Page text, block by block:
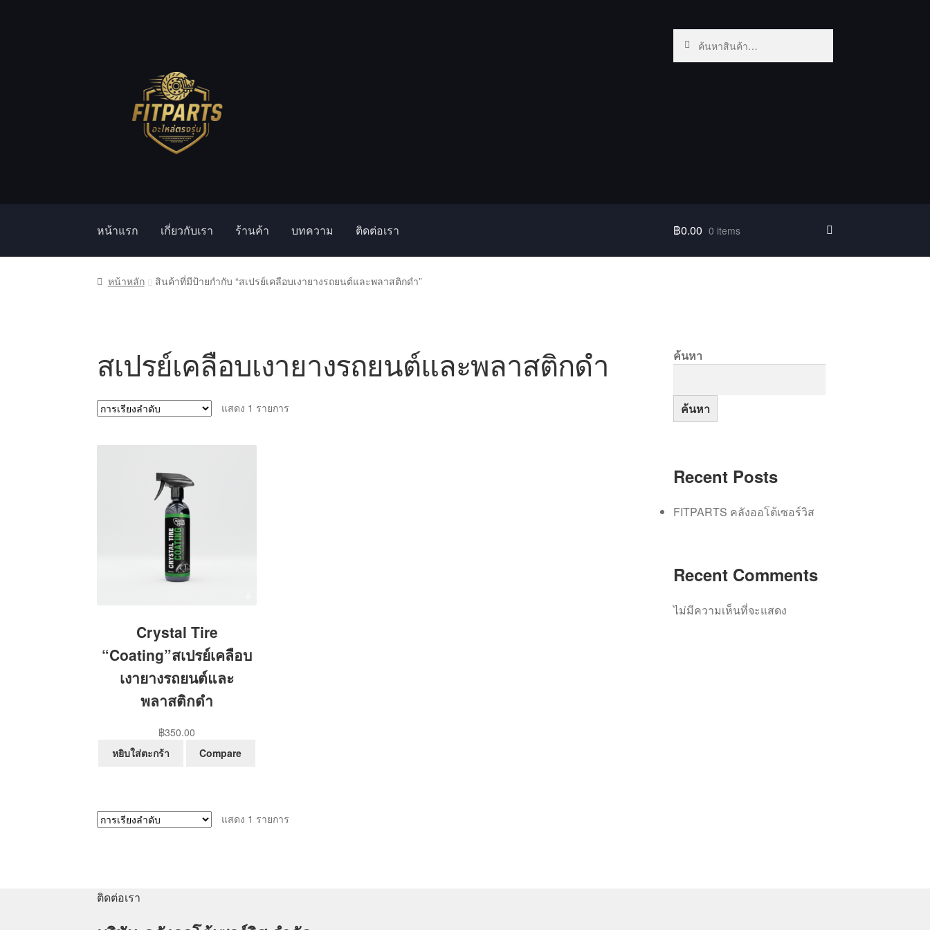
หน้าแรก เกี่ยวกับเรา ร้านค้า บทความ ติดต่อเรา
หน้าแรกCompareShop Wishlist ตะกร้าสินค้า บทความ บัญชีของฉันสั่งซื้อและชำระเงิน
฿0.00 0 items
หน้าหลัก สินค้าที่มีป้ายกำกับ “สเปรย์เคลือบเงายางรถยนต์และพลาสติกดำ”
สเปรย์เคลือบเงายางรถยนต์และพลาสติกดำ
แสดง 1 รายการ
Crystal Tire
“Coating”สเปรย์เคลือบ
เงายางรถยนต์และ
พลาสติกดำ
฿350.00
หยิบใส่ตะกร้า
Compare
แสดง 1 รายการ
ค้นหา
ค้นหา
Recent Posts
FITPARTS คลังออโต้เซอร์วิส
Recent Comments
ไม่มีความเห็นที่จะแสดง
ติดต่อเรา